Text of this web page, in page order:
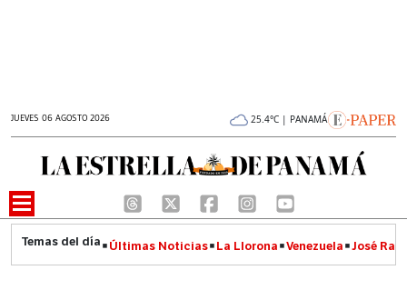
JUEVES 06 AGOSTO 2026 25.4°C | PANAMÁ
Últimas Noticias La Llorona Venezuela José